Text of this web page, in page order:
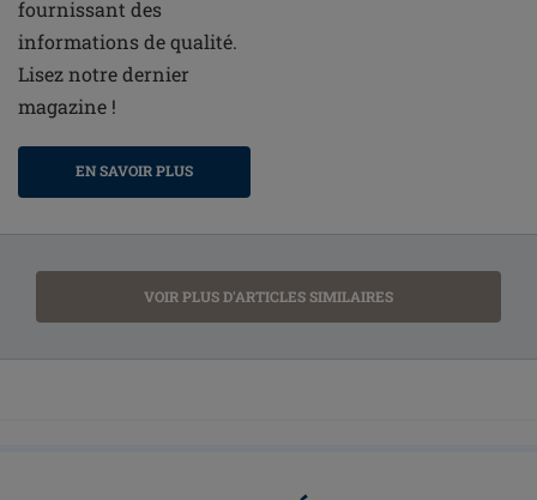
fournissant des
informations de qualité.
Lisez notre dernier
magazine !
EN SAVOIR PLUS
VOIR PLUS D'ARTICLES SIMILAIRES